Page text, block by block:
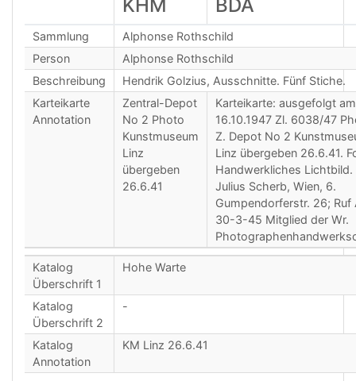
KHM BDA
Sammlung
Alphonse Rothschild
Person
Alphonse Rothschild
Beschreibung
Hendrik Golzius, Ausschnitte. Fünf Stiche.
Karteikarte
Annotation
Zentral-Depot
No 2 Photo
Kunstmuseum
Linz
übergeben
26.6.41
Karteikarte: ausgefolgt am
16.10.1947 Zl. 6038/47
Z. Depot No 2
Linz übergeben 26.6.41.
Handwerkliches Lichtbild.
Julius Scherb, Wien, 6.
Gumpendorferstr. 26; Ruf
30-3-45 Mitglied der Wr.
Katalog
Überschrift 1
Hohe Warte
Katalog
Überschrift 2
-
Katalog
Annotation
KM Linz 26.6.41